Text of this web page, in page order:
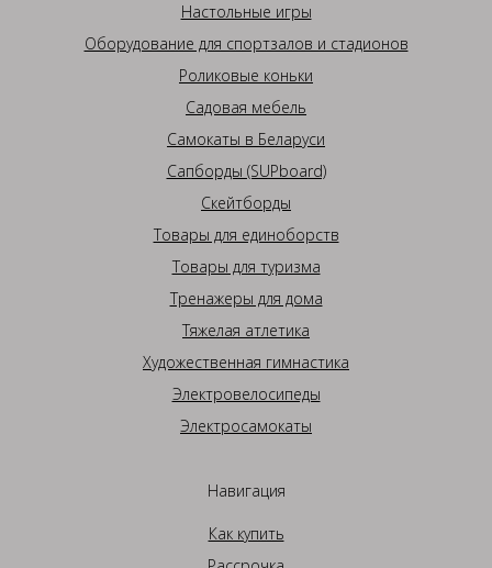
Настольные игры
Оборудование для спортзалов и стадионов
Роликовые коньки
Садовая мебель
Самокаты в Беларуси
Сапборды (SUPboard)
Скейтборды
Товары для единоборств
Товары для туризма
Тренажеры для дома
Тяжелая атлетика
Художественная гимнастика
Электровелосипеды
Электросамокаты
Навигация
Как купить